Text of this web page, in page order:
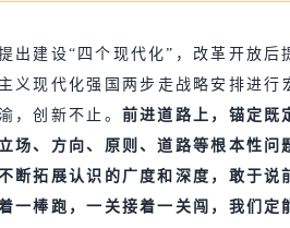
出建设“四个现代化”，改革开放
义现代化强国两步走战略安排进
，创新不止。 前进道路上，锚定既
场、方向、原则、道路等根本性
断拓展认识的广度和深度，敢于
一棒跑，一关接着一关闯，我们